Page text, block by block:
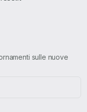
sulle nuove